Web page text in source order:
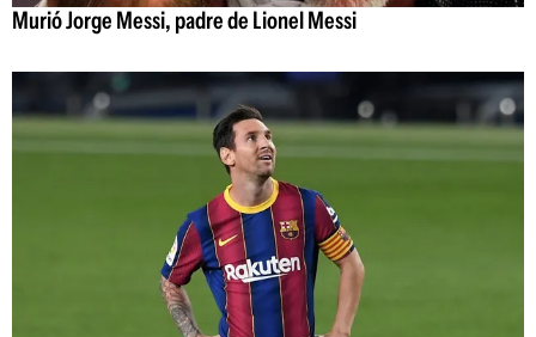
Murió Jorge Messi, padre de Lionel Messi